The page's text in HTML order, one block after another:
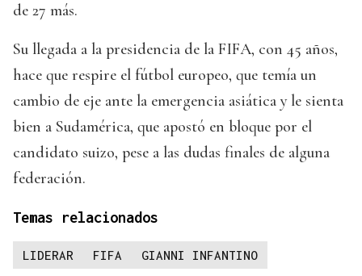
de 27 más.
Su llegada a la presidencia de la FIFA, con 45 años,
hace que respire el fútbol europeo, que temía un
cambio de eje ante la emergencia asiática y le sienta
bien a Sudamérica, que apostó en bloque por el
candidato suizo, pese a las dudas finales de alguna
federación.
Temas relacionados
LIDERAR FIFA GIANNI INFANTINO